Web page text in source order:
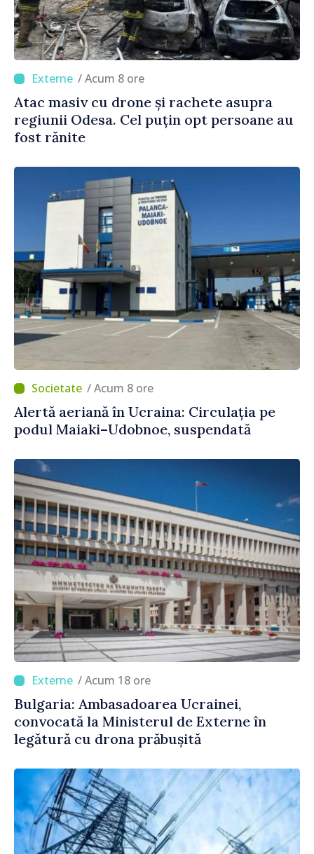
/ Acum 8 ore
Atac masiv cu drone și rachete asupra
regiunii Odesa. Cel puțin opt persoane au
fost rănite
/ Acum 8 ore
Alertă aeriană în Ucraina: Circulația pe
podul Maiaki–Udobnoe, suspendată
/ Acum 18 ore
Bulgaria: Ambasadoarea Ucrainei,
convocată la Ministerul de Externe în
legătură cu drona prăbușită